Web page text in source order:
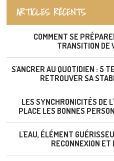
ARTICLES RÉCENTS
COMMENT SE
TRANSITION DE
S'ANCRER AU QUOTIDIEN : 5
RETROUVER SA
LES SYNCHRONICITÉS DE
PLACE LES BONNES
L'EAU, ÉLÉMENT
RECONNEXION ET